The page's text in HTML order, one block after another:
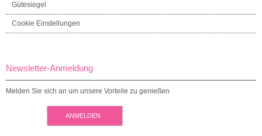
Gütesiegel
Cookie Einstellungen
Newsletter-Anmeldung
Melden Sie sich an um unsere Vorteile zu genießen
ANMELDEN